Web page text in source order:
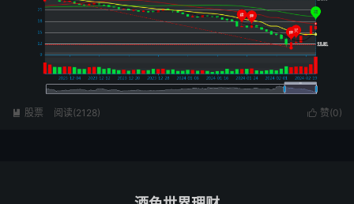
 赞(0)
 股票 阅读(2128)